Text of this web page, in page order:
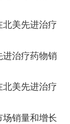
美先进治疗
治疗药物销
美先进治疗
销量和增长